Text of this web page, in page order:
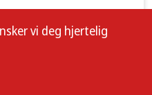
vi deg hjertelig